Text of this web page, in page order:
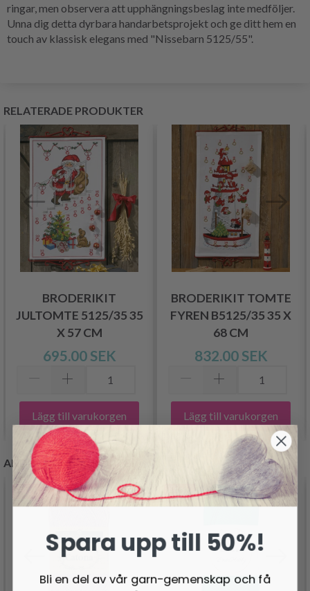
ringar, men observera att upphängningsbeslag inte medföljer.
Unna dig detta dyrbara handarbetsprojekt och ge ditt hem en
touch av klassisk elegans med "Nissebarn 5125/55".
RELATERADE PRODUKTER
BRODERIKIT
JULTOMTE 5125/35 35
X 57 CM
695.00 SEK
Lägg till varukorgen
BRODERIKIT TOMTE
FYREN B5125/35 35 X
68 CM
832.00 SEK
Lägg till varukorgen
ANDRA KUNDER KÖPTE
- 19%
Spara upp till 50%!
Bli en del av vår garn-gemenskap och få